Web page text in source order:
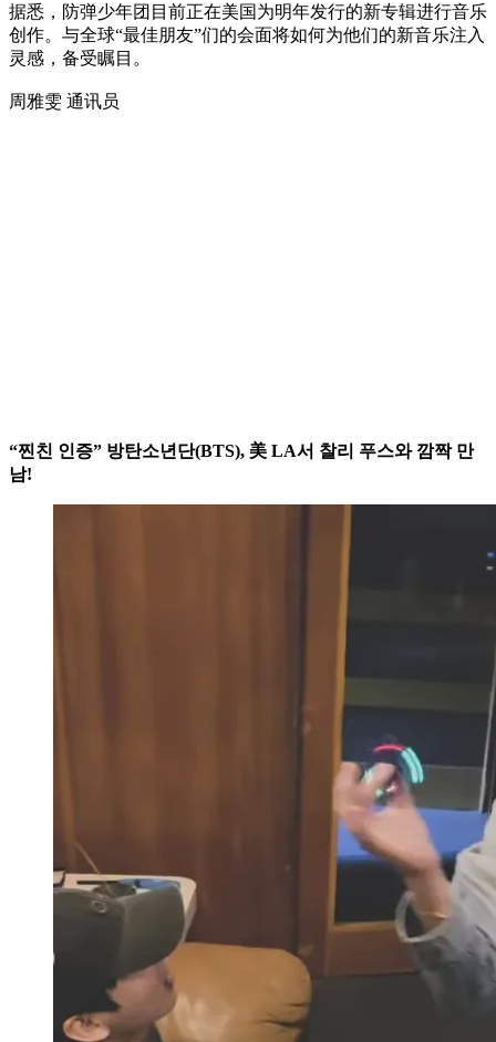
据悉，防弹少年团目前正在美国为明年发行的新专辑进行音乐
创作。与全球“最佳朋友”们的会面将如何为他们的新音乐注入
灵感，备受瞩目。
周雅雯 通讯员
“찐친 인증” 방탄소년단(BTS), 美 LA서 찰리 푸스와 깜짝 만
남!